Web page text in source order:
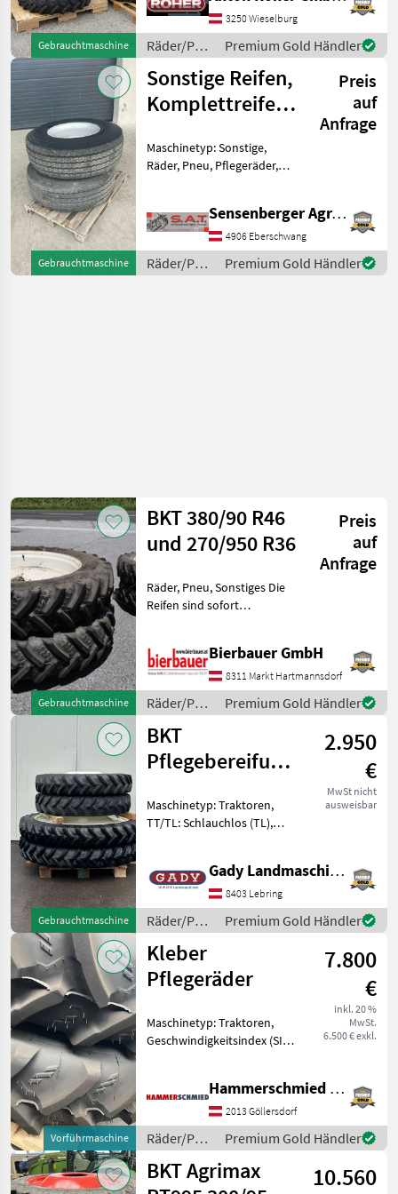
Gebrauchtmaschine
Vario SCR, S4 und Gen3
passend auf
3250 Wieselburg
Räder/Pneu/Felgen
/ Kleber
Premium Gold Händler
Gebrauchtmaschine
Sonstige Reifen,
Komplettreifen,
Preis
auf
Anfrage
Maschinetyp: Sonstige,
Räder, Pneu, Pflegeräder,
Dimensionen -Komplettrad
Farma Neu 4 Stk.
385/65R22.5 8 Lochfelge E
Sensenberger Agrar-Technik
4906 Eberschwang
Räder/Pneu/Felgen
/ Sonstige
Premium Gold Händler
Gebrauchtmaschine
BKT 380/90 R46
und 270/950 R36
Preis
auf
Anfrage
Räder, Pneu, Sonstiges Die
Reifen sind sofort
Eine Besichtigung sowie
Prüfung vor Ort ist jederzeit
möglich. Bei Frag
Bierbauer GmbH
8311 Markt Hartmannsdorf
Räder/Pneu/Felgen
/ BKT
Premium Gold Händler
Gebrauchtmaschine
BKT
Pflegebereifung
230/95R48
2.950
€
MwSt nicht
ausweisbar
Maschinetyp: Traktoren,
TT/TL: Schlauchlos (TL),
Zoll, Pflegeräder
Pflegeräder mit 2.10m
Spurweite Dimension:
230/95R32 &
Gady Landmaschinen GmbH
8403 Lebring
Räder/Pneu/Felgen
/ BKT
Premium Gold Händler
Vorführmaschine
Kleber
Pflegeräder
7.800
€
inkl. 20 %
MwSt.
6.500 € exkl.
Maschinetyp: Traktoren,
Geschwindigkeitsindex (SI):
Radialreifen, Pflegeräder
Satz Pflegeräder passend
zu Massey Fer
Hammerschmied GmbH
2013 Göllersdorf
Räder/Pneu/Felgen
/ Kleber
Premium Gold Händler
BKT Agrimax
10.560